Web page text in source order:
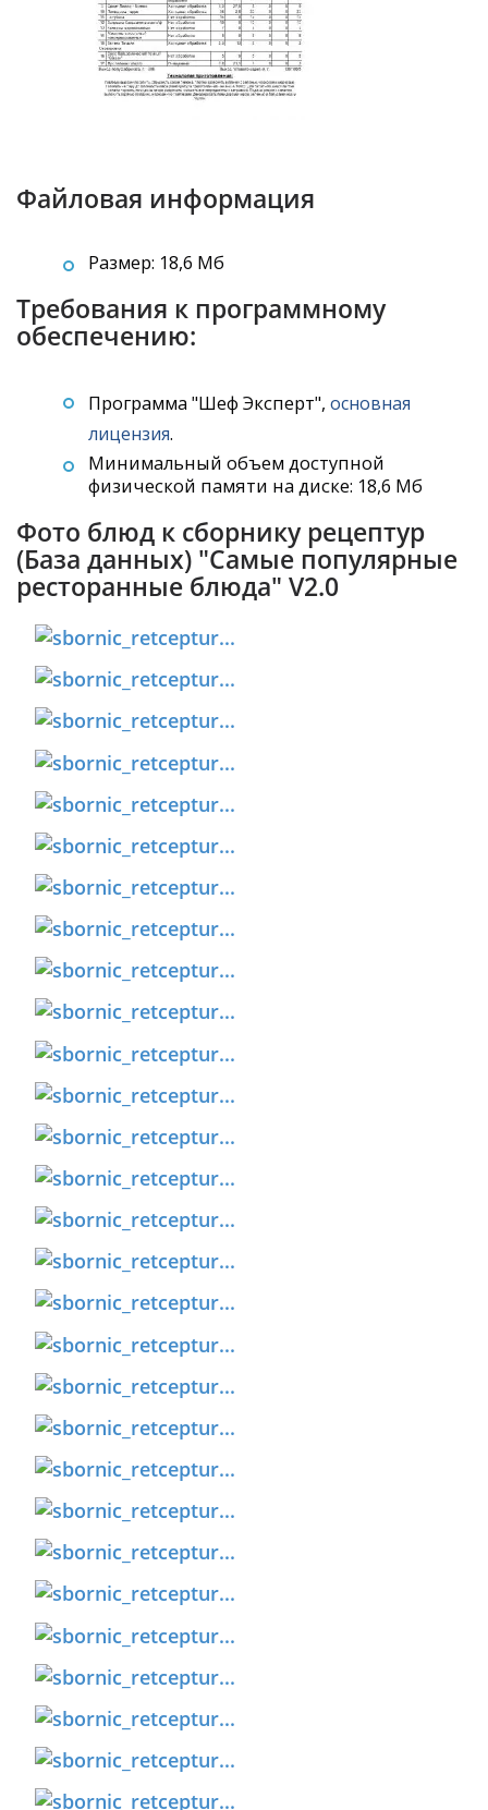
Файловая информация
Размер: 18,6 Мб
Требования к программному
обеспечению:
Программа "Шеф Эксперт", основная
лицензия.
Минимальный объем доступной
физической памяти на диске: 18,6 Мб
Фото блюд к сборнику рецептур
(База данных) "Самые популярные
ресторанные блюда" V2.0